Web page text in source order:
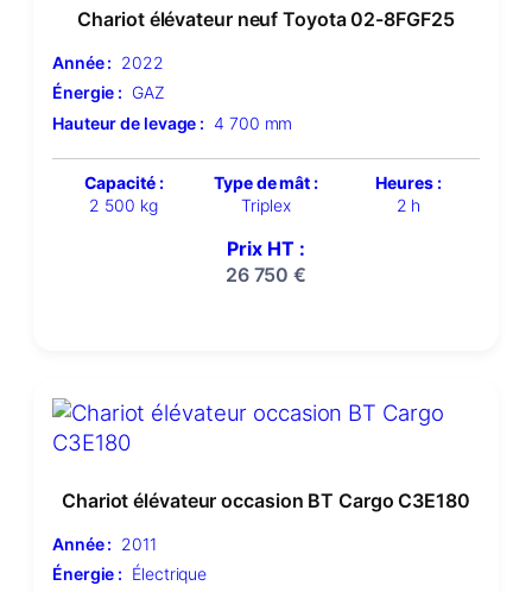
Chariot élévateur neuf Toyota 02-8FGF25
Année : 2022
Énergie : GAZ
Hauteur de levage : 4 700 mm
Capacité :
2 500 kg
Type de mât :
Triplex
Heures :
2 h
Prix HT :
26 750€
Chariot élévateur occasion BT Cargo C3E180
Année : 2011
Énergie : Électrique